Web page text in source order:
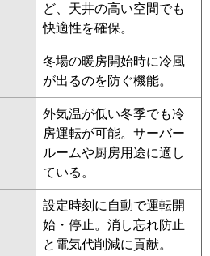
ど、天井の高い空間でも
快適性を確保。
冬場の暖房開始時に冷風
が出るのを防ぐ機能。
外気温が低い冬季でも冷
房運転が可能。サーバー
ルームや厨房用途に適し
ている。
設定時刻に自動で運転開
始・停止。消し忘れ防止
と電気代削減に貢献。